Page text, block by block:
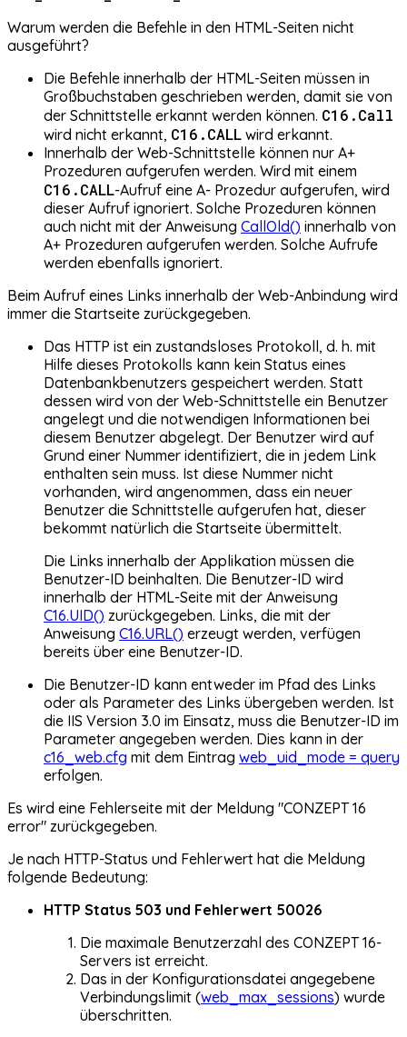
Warum werden die Befehle in den HTML-Seiten nicht
ausgeführt?
Die Befehle innerhalb der HTML-Seiten müssen in
Großbuchstaben geschrieben werden, damit sie von
der Schnittstelle erkannt werden können. C16.Call
wird nicht erkannt, C16.CALL wird erkannt.
Innerhalb der Web-Schnittstelle können nur A+
Prozeduren aufgerufen werden. Wird mit einem
C16.CALL-Aufruf eine A- Prozedur aufgerufen, wird
dieser Aufruf ignoriert. Solche Prozeduren können
auch nicht mit der Anweisung CallOld() innerhalb von
A+ Prozeduren aufgerufen werden. Solche Aufrufe
werden ebenfalls ignoriert.
Beim Aufruf eines Links innerhalb der Web-Anbindung wird
immer die Startseite zurückgegeben.
Das HTTP ist ein zustandsloses Protokoll, d. h. mit
Hilfe dieses Protokolls kann kein Status eines
Datenbankbenutzers gespeichert werden. Statt
dessen wird von der Web-Schnittstelle ein Benutzer
angelegt und die notwendigen Informationen bei
diesem Benutzer abgelegt. Der Benutzer wird auf
Grund einer Nummer identifiziert, die in jedem Link
enthalten sein muss. Ist diese Nummer nicht
vorhanden, wird angenommen, dass ein neuer
Benutzer die Schnittstelle aufgerufen hat, dieser
bekommt natürlich die Startseite übermittelt.
Die Links innerhalb der Applikation müssen die
Benutzer-ID beinhalten. Die Benutzer-ID wird
innerhalb der HTML-Seite mit der Anweisung
C16.UID() zurückgegeben. Links, die mit der
Anweisung C16.URL() erzeugt werden, verfügen
bereits über eine Benutzer-ID.
Die Benutzer-ID kann entweder im Pfad des Links
oder als Parameter des Links übergeben werden. Ist
die IIS Version 3.0 im Einsatz, muss die Benutzer-ID im
Parameter angegeben werden. Dies kann in der
c16_web.cfg mit dem Eintrag web_uid_mode = query
erfolgen.
Es wird eine Fehlerseite mit der Meldung "CONZEPT 16
error" zurückgegeben.
Je nach HTTP-Status und Fehlerwert hat die Meldung
folgende Bedeutung:
HTTP Status 503 und Fehlerwert 50026
Die maximale Benutzerzahl des CONZEPT 16-
Servers ist erreicht.
Das in der Konfigurationsdatei angegebene
Verbindungslimit (web_max_sessions) wurde
überschritten.